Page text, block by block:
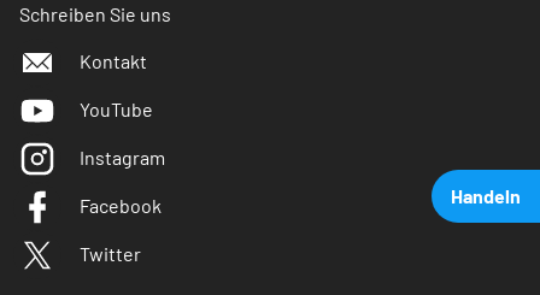
Handeln
Schreiben Sie uns
Kontakt
YouTube
Instagram
Facebook
Twitter